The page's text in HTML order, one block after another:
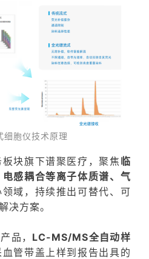
细胞仪技术原理
块旗下谱聚医疗，聚焦 临
感耦合等离子体质谱、气
领域，持续推出可替代、可
决方案。
品， LC-MS/MS全自动样
血管带盖上样到报告出具的